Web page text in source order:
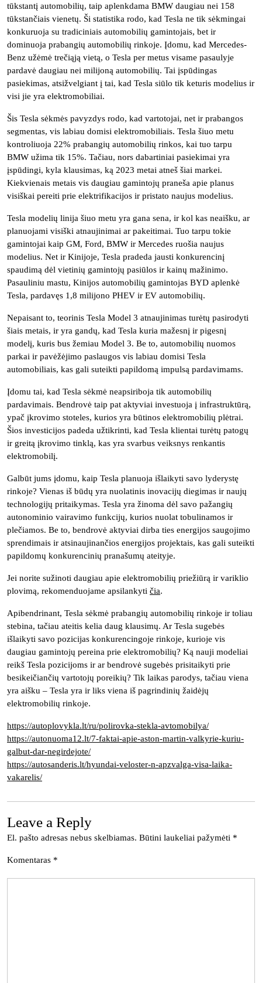
tūkstantį automobilių, taip aplenkdama BMW daugiau nei 158
tūkstančiais vienetų. Ši statistika rodo, kad Tesla ne tik sėkmingai
konkuruoja su tradiciniais automobilių gamintojais, bet ir
dominuoja prabangių automobilių rinkoje. Įdomu, kad Mercedes-
Benz užėmė trečiąją vietą, o Tesla per metus visame pasaulyje
pardavė daugiau nei milijoną automobilių. Tai įspūdingas
pasiekimas, atsižvelgiant į tai, kad Tesla siūlo tik keturis modelius ir
visi jie yra elektromobiliai.
Šis Tesla sėkmės pavyzdys rodo, kad vartotojai, net ir prabangos
segmentas, vis labiau domisi elektromobiliais. Tesla šiuo metu
kontroliuoja 22% prabangių automobilių rinkos, kai tuo tarpu
BMW užima tik 15%. Tačiau, nors dabartiniai pasiekimai yra
įspūdingi, kyla klausimas, ką 2023 metai atneš šiai markei.
Kiekvienais metais vis daugiau gamintojų praneša apie planus
visiškai pereiti prie elektrifikacijos ir pristato naujus modelius.
Tesla modelių linija šiuo metu yra gana sena, ir kol kas neaišku, ar
planuojami visiški atnaujinimai ar pakeitimai. Tuo tarpu tokie
gamintojai kaip GM, Ford, BMW ir Mercedes ruošia naujus
modelius. Net ir Kinijoje, Tesla pradeda jausti konkurencinį
spaudimą dėl vietinių gamintojų pasiūlos ir kainų mažinimo.
Pasauliniu mastu, Kinijos automobilių gamintojas BYD aplenkė
Tesla, pardavęs 1,8 milijono PHEV ir EV automobilių.
Nepaisant to, teorinis Tesla Model 3 atnaujinimas turėtų pasirodyti
šiais metais, ir yra gandų, kad Tesla kuria mažesnį ir pigesnį
modelį, kuris bus žemiau Model 3. Be to, automobilių nuomos
parkai ir pavėžėjimo paslaugos vis labiau domisi Tesla
automobiliais, kas gali suteikti papildomą impulsą pardavimams.
Įdomu tai, kad Tesla sėkmė neapsiriboja tik automobilių
pardavimais. Bendrovė taip pat aktyviai investuoja į infrastruktūrą,
ypač įkrovimo stoteles, kurios yra būtinos elektromobilių plėtrai.
Šios investicijos padeda užtikrinti, kad Tesla klientai turėtų patogų
ir greitą įkrovimo tinklą, kas yra svarbus veiksnys renkantis
elektromobilį.
Galbūt jums įdomu, kaip Tesla planuoja išlaikyti savo lyderystę
rinkoje? Vienas iš būdų yra nuolatinis inovacijų diegimas ir naujų
technologijų pritaikymas. Tesla yra žinoma dėl savo pažangių
autonominio vairavimo funkcijų, kurios nuolat tobulinamos ir
plečiamos. Be to, bendrovė aktyviai dirba ties energijos saugojimo
sprendimais ir atsinaujinančios energijos projektais, kas gali suteikti
papildomų konkurencinių pranašumų ateityje.
Jei norite sužinoti daugiau apie elektromobilių priežiūrą ir variklio
plovimą, rekomenduojame apsilankyti čia.
Apibendrinant, Tesla sėkmė prabangių automobilių rinkoje ir toliau
stebina, tačiau ateitis kelia daug klausimų. Ar Tesla sugebės
išlaikyti savo pozicijas konkurencingoje rinkoje, kurioje vis
daugiau gamintojų pereina prie elektromobilių? Ką nauji modeliai
reikš Tesla pozicijoms ir ar bendrovė sugebės prisitaikyti prie
besikeičiančių vartotojų poreikių? Tik laikas parodys, tačiau viena
yra aišku – Tesla yra ir liks viena iš pagrindinių žaidėjų
elektromobilių rinkoje.
https://autoplovykla.lt/ru/polirovka-stekla-avtomobilya/
https://autonuoma12.lt/7-faktai-apie-aston-martin-valkyrie-kuriu-
galbut-dar-negirdejote/
https://autosanderis.lt/hyundai-veloster-n-apzvalga-visa-laika-
vakarelis/
Leave a Reply
El. pašto adresas nebus skelbiamas. Būtini laukeliai pažymėti *
Komentaras *